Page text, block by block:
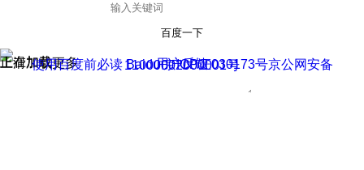
百度一下
正在加载
上滑加载更多 用户反馈
使用百度前必读 Baidu 京ICP证030173号
京公网安备11000002000001号